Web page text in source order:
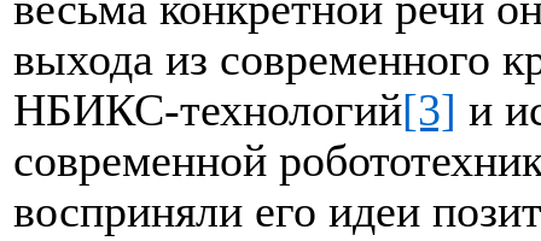
выхода из современного
НБИКС-технологий[3] и
современной
восприняли его идеи